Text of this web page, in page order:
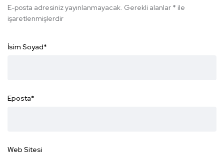
E-posta adresiniz yayınlanmayacak. Gerekli alanlar * ile
işaretlenmişlerdir
İsim Soyad*
Eposta*
Web Sitesi